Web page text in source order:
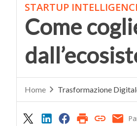
STARTUP
Come
Home Trasformazione